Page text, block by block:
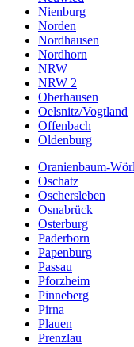
Nienburg
Norden
Nordhausen
Nordhorn
NRW
NRW 2
Oberhausen
Oelsnitz/Vogtland
Offenbach
Oldenburg
Oranienbaum-
Oschatz
Oschersleben
Osnabrück
Osterburg
Paderborn
Papenburg
Passau
Pforzheim
Pinneberg
Pirna
Plauen
Prenzlau